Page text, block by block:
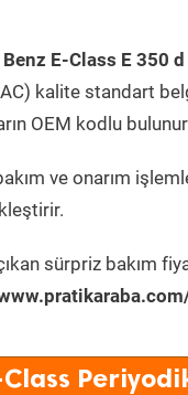
E-Class E 350 d
kalite standart
OEM kodlu
ve onarım
sürpriz bakım